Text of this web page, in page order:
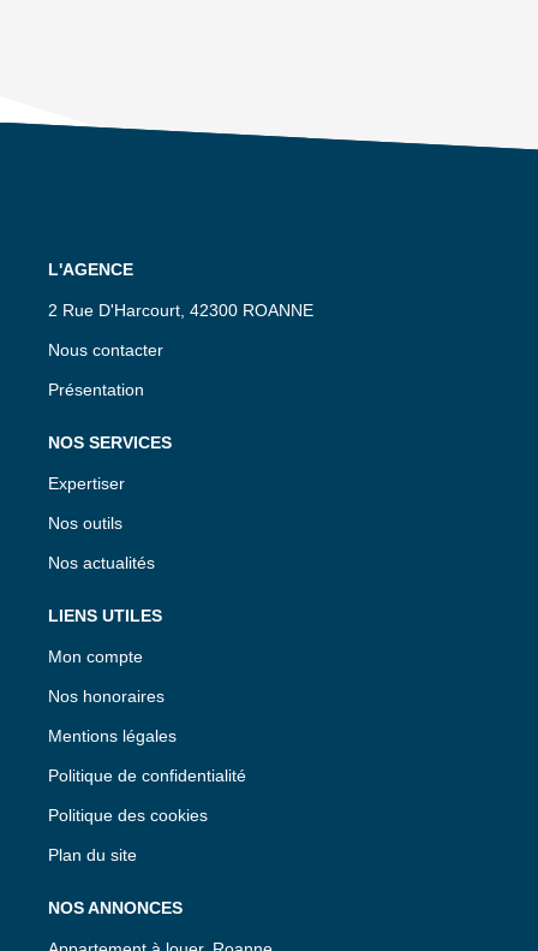
L'AGENCE
2 Rue D'Harcourt, 42300 ROANNE
Nous contacter
Présentation
NOS SERVICES
Expertiser
Nos outils
Nos actualités
LIENS UTILES
Mon compte
Nos honoraires
Mentions légales
Politique de confidentialité
Politique des cookies
Plan du site
NOS ANNONCES